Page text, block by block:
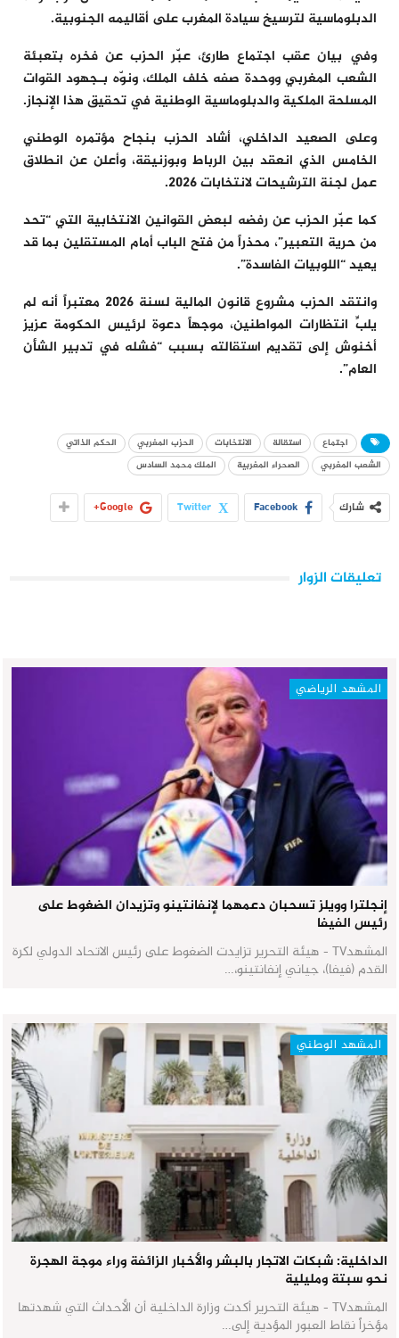
الدبلوماسية لترسيخ سيادة المغرب على أقاليمه الجنوبية.
وفي بيان عقب اجتماع طارئ، عبّر الحزب عن فخره بتعبئة
الشعب المغربي ووحدة صفه خلف الملك، ونوّه بـجهود القوات
المسلحة الملكية والدبلوماسية الوطنية في تحقيق هذا الإنجاز.
وعلى الصعيد الداخلي، أشاد الحزب بنجاح مؤتمره الوطني
الخامس الذي انعقد بين الرباط وبوزنيقة، وأعلن عن انطلاق
عمل لجنة الترشيحات لانتخابات 2026.
كما عبّر الحزب عن رفضه لبعض القوانين الانتخابية التي “تحد
من حرية التعبير”، محذراً من فتح الباب أمام المستقلين بما قد
يعيد “اللوبيات الفاسدة”.
وانتقد الحزب مشروع قانون المالية لسنة 2026 معتبراً أنه لم
يلبِّ انتظارات المواطنين، موجهاً دعوة لرئيس الحكومة عزيز
أخنوش إلى تقديم استقالته بسبب “فشله في تدبير الشأن
العام”.
اجتماع استقالة الانتخابات الحزب المغربي
الحكم الذاتي
الشعب المغربي
الصحراء المغربية الملك محمد السادس
شارك Facebook
Twitter
Google+
تعليقات الزوار
المشهد الرياضي
إنجلترا وويلز تسحبان دعمهما لإنفانتينو وتزيدان الضغوط على
رئيس الفيفا
المشهدTV - هيئة التحرير تزايدت الضغوط على رئيس الاتحاد الدولي لكرة
القدم (فيفا)، جياني إنفانتينو،…
المشهد الوطني
الداخلية: شبكات الاتجار بالبشر والأخبار الزائفة وراء موجة الهجرة
نحو سبتة ومليلية
المشهدTV - هيئة التحرير أكدت وزارة الداخلية أن الأحداث التي شهدتها
مؤخراً نقاط العبور المؤدية إلى…